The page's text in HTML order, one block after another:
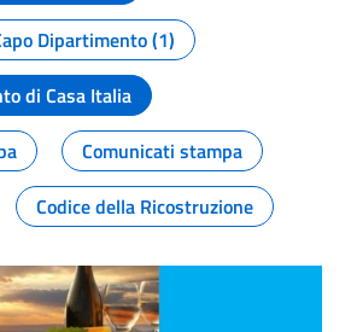
Dipartimento (1)
di Casa Italia
Comunicati stampa
Codice della Ricostruzione